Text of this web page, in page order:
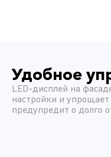
Удобное
LED-дисплей на
настройки и упрощает
предупредит о долго